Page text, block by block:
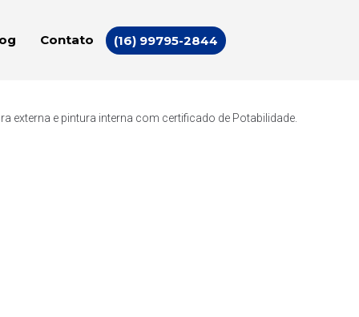
Contato (16) 99795-2844
e pintura interna com certificado de Potabilidade.